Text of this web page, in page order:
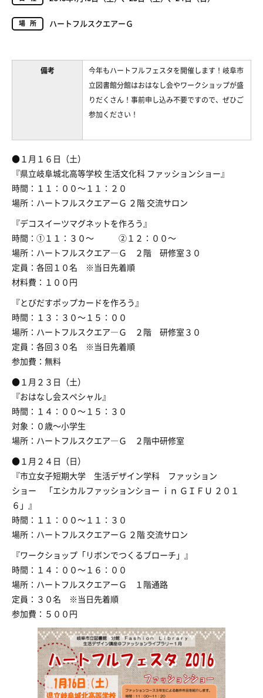
場所 ハートフルスクエアーＧ
備考
今年もハートフルフェスタを開催します！岐阜市
立図書館分館はおはなし会やワークショップが盛
りだくさん！事前申し込み不要ですので、ぜひご
参加ください！
●１月１６日（土）
『県立岐阜城北高等学校 生活文化科 ファッションショー』
時間：１１：００～１１：２０
場所：ハートフルスクエアーＧ ２階 交流サロン
『デコスイーツマグネットを作ろう』
時間：①１１：３０～ ②１２：００～
場所：ハートフルスクエア―Ｇ ２階 研修室３０
定員：各回１０名 ※当日先着順
材料費：１００円
『とびだすポップカードを作ろう』
時間：１３：３０～１５：００
場所：ハートフルスクエア―Ｇ ２階 研修室３０
定員：各回３０名 ※当日先着順
参加費：無料
●１月２３日（土）
『おはなし会スペシャル』
時間：１４：００～１５：３０
対象：０歳～小学生
場所：ハートフルスクエア―Ｇ ２階中研修室
●１月２４日（日）
『市立女子短期大学 生活デザイン学科 ファッション
ショー 「エシカルファッションショー ｉｎ ＧＩＦＵ ２０１
６」』
時間：１１：００～１１：３０
場所：ハートフルスクエアーＧ ２階 交流サロン
『ワークショップ「リボンでつくるブローチ」』
時間：１４：００～１６：００
場所：ハートフルスクエアーＧ １階通路
定員：３０名 ※当日先着順
参加費：５００円